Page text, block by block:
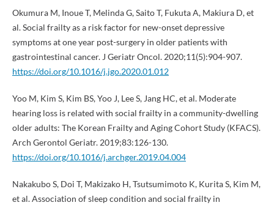
Okumura M, Inoue T, Melinda G, Saito T, Fukuta A, Makiura D, et
al. Social frailty as a risk factor for new-onset depressive
symptoms at one year post-surgery in older patients with
gastrointestinal cancer. J Geriatr Oncol. 2020;11(5):904-907.
https://doi.org/10.1016/j.jgo.2020.01.012
Yoo M, Kim S, Kim BS, Yoo J, Lee S, Jang HC, et al. Moderate
hearing loss is related with social frailty in a community-dwelling
older adults: The Korean Frailty and Aging Cohort Study (KFACS).
Arch Gerontol Geriatr. 2019;83:126-130.
https://doi.org/10.1016/j.archger.2019.04.004
Nakakubo S, Doi T, Makizako H, Tsutsumimoto K, Kurita S, Kim M,
et al. Association of sleep condition and social frailty in